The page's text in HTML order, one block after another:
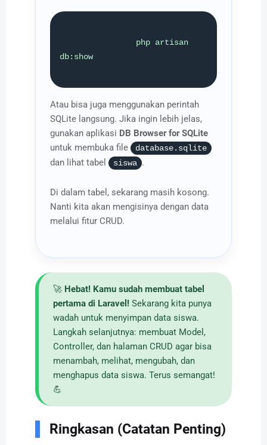
db:show
Atau bisa juga menggunakan perintah
SQLite langsung. Jika ingin lebih jelas,
gunakan aplikasi DB Browser for SQLite
untuk membuka file database.sqlite
dan lihat tabel siswa .
Di dalam tabel, sekarang masih kosong.
Nanti kita akan mengisinya dengan data
melalui fitur CRUD.
🚀 Hebat! Kamu sudah membuat tabel
pertama di Laravel! Sekarang kita punya
wadah untuk menyimpan data siswa.
Langkah selanjutnya: membuat Model,
Controller, dan halaman CRUD agar bisa
menambah, melihat, mengubah, dan
menghapus data siswa. Terus semangat!
💪
Ringkasan (Catatan Penting)